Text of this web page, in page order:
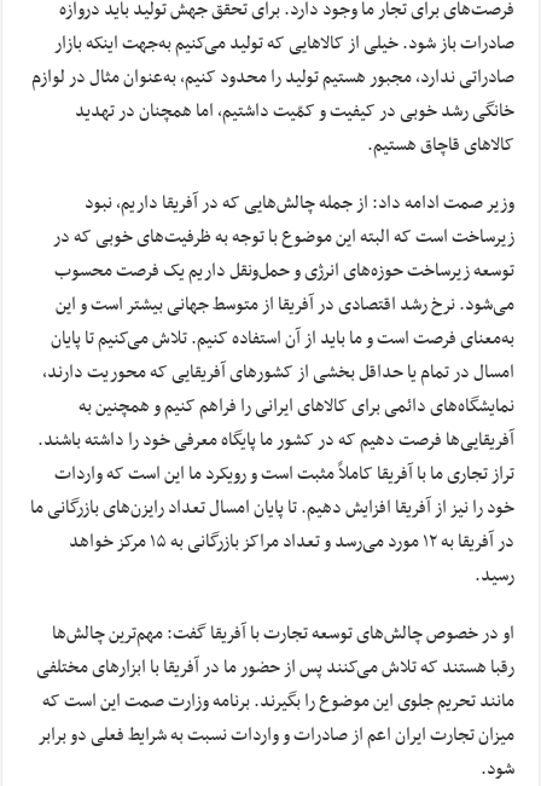
فرصت‌های برای تجار ما وجود دارد. برای تحقق جهش تولید باید دروازه
صادرات باز شود. خیلی از کالاهایی که تولید می‌کنیم به‌جهت اینکه بازار
صادراتی ندارد، مجبور هستیم تولید را محدود کنیم، به‌عنوان مثال در لوازم
خانگی رشد خوبی در کیفیت و کمّیت داشتیم، اما همچنان در تهدید
کالاهای قاچاق هستیم.
وزیر صمت ادامه داد: از جمله چالش‌هایی که در آفریقا داریم، نبود
زیرساخت است که البته این موضوع با توجه به ظرفیت‌های خوبی که در
توسعه زیرساخت حوزه‌های انرژی و حمل‌ونقل داریم یک فرصت محسوب
می‌شود. نرخ رشد اقتصادی در آفریقا از متوسط جهانی بیشتر است و این
به‌معنای فرصت است و ما باید از آن استفاده کنیم. تلاش می‌کنیم تا پایان
امسال در تمام یا حداقل بخشی از کشورهای آفریقایی که محوریت دارند،
نمایشگاه‌های دائمی برای کالاهای ایرانی را فراهم کنیم و همچنین به
آفریقایی‌ها فرصت دهیم که در کشور ما پایگاه معرفی خود را داشته باشند.
تراز تجاری ما با آفریقا کاملاً مثبت است و رویکرد ما این است که واردات
خود را نیز از آفریقا افزایش دهیم. تا پایان امسال تعداد رایزن‌های بازرگانی ما
در آفریقا به ۱۲ مورد می‌رسد و تعداد مراکز بازرگانی به ۱۵ مرکز خواهد
رسید.
او در خصوص چالش‌های توسعه تجارت با آفریقا گفت: مهم‌ترین چالش‌ها
رقبا هستند که تلاش می‌کنند پس از حضور ما در آفریقا با ابزارهای مختلفی
مانند تحریم جلوی این موضوع را بگیرند. برنامه وزارت صمت این است که
میزان تجارت ایران اعم از صادرات و واردات نسبت به شرایط فعلی دو برابر
شود.